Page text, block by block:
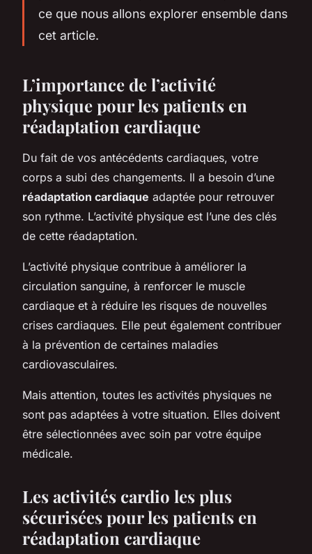
ce que nous allons explorer ensemble dans
cet article.
L’importance de l’activité
physique pour les patients en
réadaptation cardiaque
Du fait de vos antécédents cardiaques, votre
corps a subi des changements. Il a besoin d’une
réadaptation cardiaque adaptée pour retrouver
son rythme. L’activité physique est l’une des clés
de cette réadaptation.
L’activité physique contribue à améliorer la
circulation sanguine, à renforcer le muscle
cardiaque et à réduire les risques de nouvelles
crises cardiaques. Elle peut également contribuer
à la prévention de certaines maladies
cardiovasculaires.
Mais attention, toutes les activités physiques ne
sont pas adaptées à votre situation. Elles doivent
être sélectionnées avec soin par votre équipe
médicale.
Les activités cardio les plus
sécurisées pour les patients en
réadaptation cardiaque